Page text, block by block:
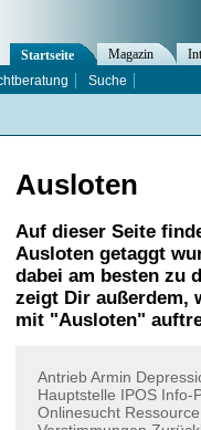
Ausloten
Auf dieser Seite
Ausloten getaggt
dabei am besten zu
zeigt Dir außerdem,
mit "Ausloten"
AntriebArmin
Hauptstelle IPOS Info-
Onlinesucht Ressource
Startseite Magazin
Suche